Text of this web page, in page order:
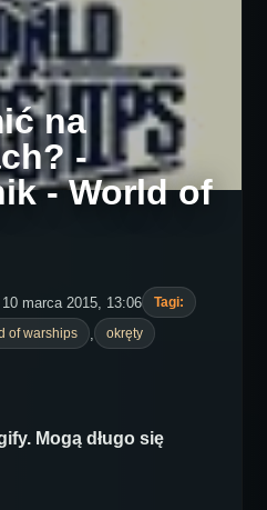
na
-
- World of
10 marca 2015, 13:06
Tagi:
of warships okręty
Mogą długo się